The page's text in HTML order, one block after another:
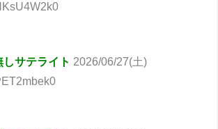
サテライト 2026/06/27(土)